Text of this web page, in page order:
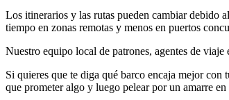
Los itinerarios y las rutas pueden cambiar debido
tiempo en zonas remotas y menos en puertos
Nuestro equipo local de patrones, agentes de
Si quieres que te diga qué barco encaja mejor
que prometer algo y luego pelear por un amarre en